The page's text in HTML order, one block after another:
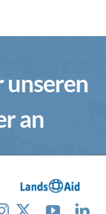
unseren
an